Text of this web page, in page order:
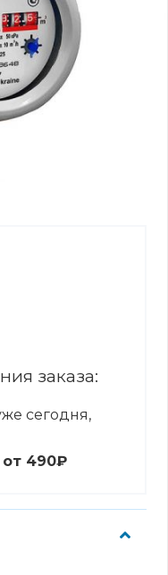
заказа:
сегодня,
от 490₽